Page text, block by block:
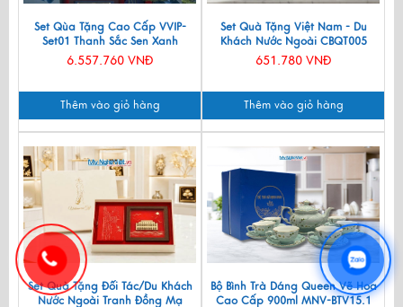
Set Qùa Tặng Cao Cấp VVIP-
Set01 Thanh Sắc Sen Xanh
6.557.760 VNĐ
Thêm vào giỏ hàng
Set Quà Tặng Việt Nam - Du
Khách Nước Ngoài CBQT005
651.780 VNĐ
Thêm vào giỏ hàng
Set Quà Tặng Đối Tác/Du Khách
Nước Ngoài Tranh Đồng Mạ
Bộ Bình Trà Dáng Queen Vẽ Hoa
Cao Cấp 900ml MNV-BTV15.1